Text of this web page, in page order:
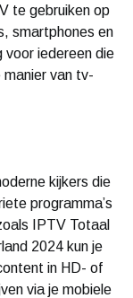
te gebruiken op
smartphones en
iedereen die
manier van tv-
kijkers die
programma’s
IPTV Totaal
2024 kun je
in HD- of
via je mobiele